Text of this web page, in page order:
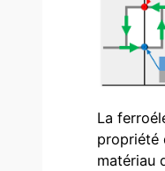
La
propriété
matériau